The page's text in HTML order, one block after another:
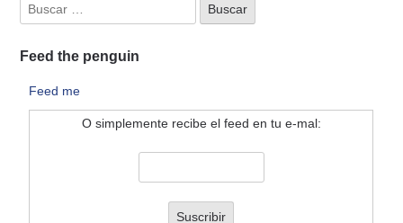
Feed the penguin
Feed me
O simplemente recibe el feed en tu e-mal: